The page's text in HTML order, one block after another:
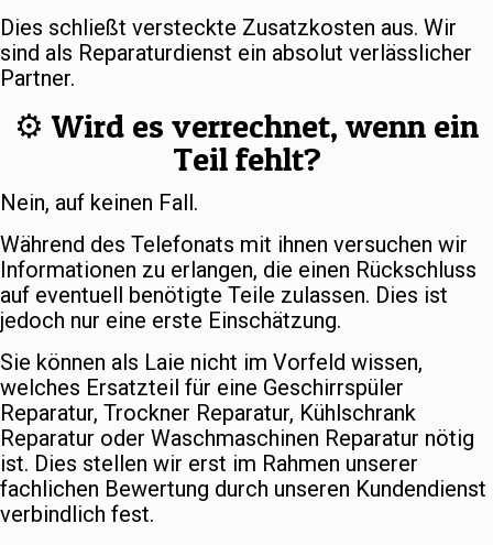
Dies schließt versteckte Zusatzkosten aus. Wir
sind als Reparaturdienst ein absolut verlässlicher
Partner.
⚙️ Wird es verrechnet, wenn ein
Teil fehlt?
Nein, auf keinen Fall.
Während des Telefonats mit ihnen versuchen wir
Informationen zu erlangen, die einen Rückschluss
auf eventuell benötigte Teile zulassen. Dies ist
jedoch nur eine erste Einschätzung.
Sie können als Laie nicht im Vorfeld wissen,
welches Ersatzteil für eine Geschirrspüler
Reparatur, Trockner Reparatur, Kühlschrank
Reparatur oder Waschmaschinen Reparatur nötig
ist. Dies stellen wir erst im Rahmen unserer
fachlichen Bewertung durch unseren Kundendienst
verbindlich fest.